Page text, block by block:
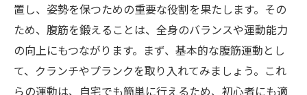
置し、姿勢を保つための重要な役割を果たします。その
ため、腹筋を鍛えることは、全身のバランスや運動能力
の向上にもつながります。まず、基本的な腹筋運動とし
て、クランチやプランクを取り入れてみましょう。これ
らの運動は、自宅でも簡単に行えるため、初心者にも適